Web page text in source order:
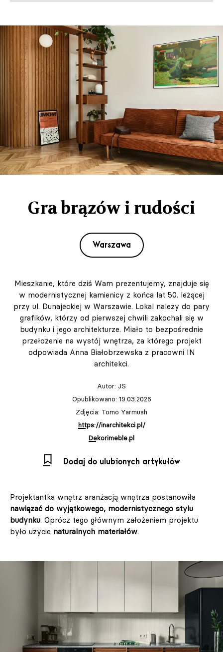
Gra brązów i rudości
Warszawa
Mieszkanie, które dziś Wam prezentujemy, znajduje się
w modernistycznej kamienicy z końca lat 50. leżącej
przy ul. Dunajeckiej w Warszawie. Lokal należy do pary
grafików, którzy od pierwszej chwili zakochali się w
budynku i jego architekturze. Miało to bezpośrednie
przełożenie na wystój wnętrza, za którego projekt
odpowiada Anna Białobrzewska z pracowni IN
architekci.
Autor: JS
Opublikowano: 19.03.2026
Zdjęcia: Tomo Yarmush
https://inarchitekci.pl/
Dekorimeble.pl
Dodaj do ulubionych artykułów
Projektantka wnętrz aranżacją wnętrza postanowiła
nawiązać do wyjątkowego, modernistycznego stylu
budynku. Oprócz tego głównym założeniem projektu
było użycie naturalnych materiałów.